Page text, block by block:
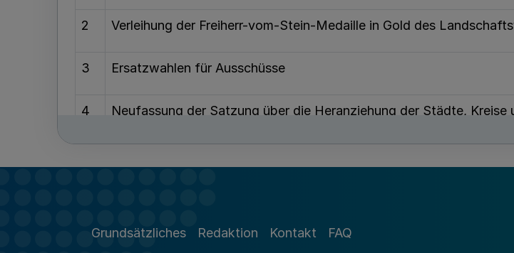
2 Verleihung der Freiherr-vom-Stein-Medaille in Gold des
3 Ersatzwahlen für Ausschüsse
4
Neufassung der Satzung über die Heranziehung der Städte,
Grundsätzliches Redaktion Kontakt FAQ